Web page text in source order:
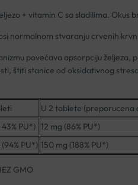
+ vitamin C sa sladilima. Okus
normalnom stvaranju crvenih
povećava apsorpciju
štiti stanice od oksidativnog
U 2 tablete (preporucena
PU*) 12 mg (86% PU*)
PU*) 150 mg (188% PU*)
GMO